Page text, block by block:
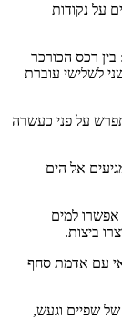
על נקודות
רכס הכורכר
לשלישי עוברת
על פני כעשרה
אל הים
אפשרו למים
ביצות.
עם אדמת סחף
שפיים וגעש,